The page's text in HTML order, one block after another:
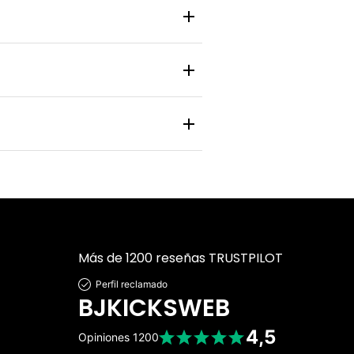
Más de 1200 reseñas TRUSTPILOT
Perfil reclamado
BJKICKSWEB
Opiniones 1200 4,5